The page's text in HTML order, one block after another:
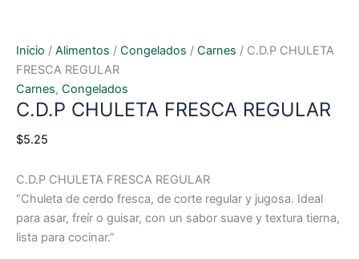
Inicio / Alimentos / Congelados / Carnes / C.D.P CHULETA
FRESCA REGULAR
Carnes, Congelados
C.D.P CHULETA FRESCA REGULAR
$5.25
C.D.P CHULETA FRESCA REGULAR
“Chuleta de cerdo fresca, de corte regular y jugosa. Ideal
para asar, freír o guisar, con un sabor suave y textura tierna,
lista para cocinar.”